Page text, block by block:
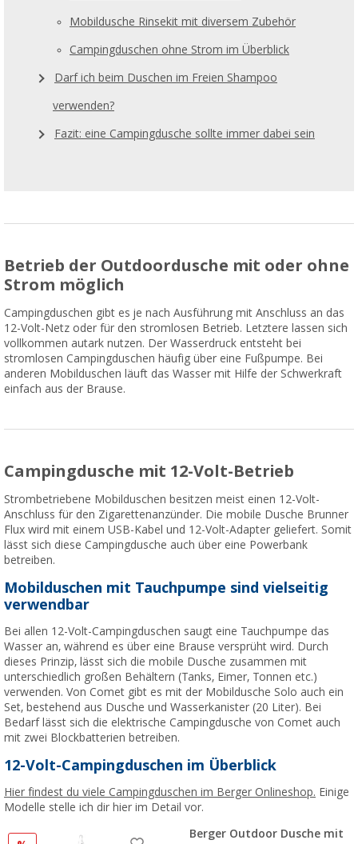
Mobildusche Rinsekit mit diversem Zubehör
Campingduschen ohne Strom im Überblick
Darf ich beim Duschen im Freien Shampoo
verwenden?
Fazit: eine Campingdusche sollte immer dabei sein
Betrieb der Outdoordusche mit oder ohne
Strom möglich
Campingduschen gibt es je nach Ausführung mit Anschluss an das
12-Volt-Netz oder für den stromlosen Betrieb. Letztere lassen sich
vollkommen autark nutzen. Der Wasserdruck entsteht bei
stromlosen Campingduschen häufig über eine Fußpumpe. Bei
anderen Mobilduschen läuft das Wasser mit Hilfe der Schwerkraft
einfach aus der Brause.
Campingdusche mit 12-Volt-Betrieb
Strombetriebene Mobilduschen besitzen meist einen 12-Volt-
Anschluss für den Zigarettenanzünder. Die mobile Dusche Brunner
Flux wird mit einem USB-Kabel und 12-Volt-Adapter geliefert. Somit
lässt sich diese Campingdusche auch über eine Powerbank
betreiben.
Mobilduschen mit Tauchpumpe sind vielseitig
verwendbar
Bei allen 12-Volt-Campingduschen saugt eine Tauchpumpe das
Wasser an, während es über eine Brause versprüht wird. Durch
dieses Prinzip, lässt sich die mobile Dusche zusammen mit
unterschiedlich großen Behältern (Tanks, Eimer, Tonnen etc.)
verwenden. Von Comet gibt es mit der Mobildusche Solo auch ein
Set, bestehend aus Dusche und Wasserkanister (20 Liter). Bei
Bedarf lässt sich die elektrische Campingdusche von Comet auch
mit zwei Blockbatterien betreiben.
12-Volt-Campingduschen im Überblick
Hier findest du viele Campingduschen im Berger Onlineshop. Einige
Modelle stelle ich dir hier im Detail vor.
Berger Outdoor Dusche mit